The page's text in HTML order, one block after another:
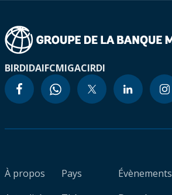
BIRDIDAIFCMIGACIRDI
À propos
Pays
Évènements